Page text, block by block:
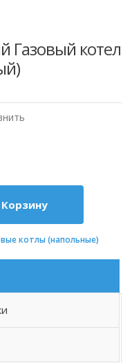
Газовый котел
котлы (напольные)